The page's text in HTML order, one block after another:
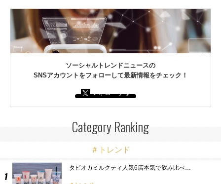
ソーシャルトレンドニュースの
SNSアカウントをフォローして最新情報をチェック！
フォローする
Category Ranking
＃トレンド
タピオカミルクティ人気6店本気で飲み比べ…